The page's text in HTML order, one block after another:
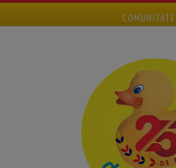
COMUNITATE